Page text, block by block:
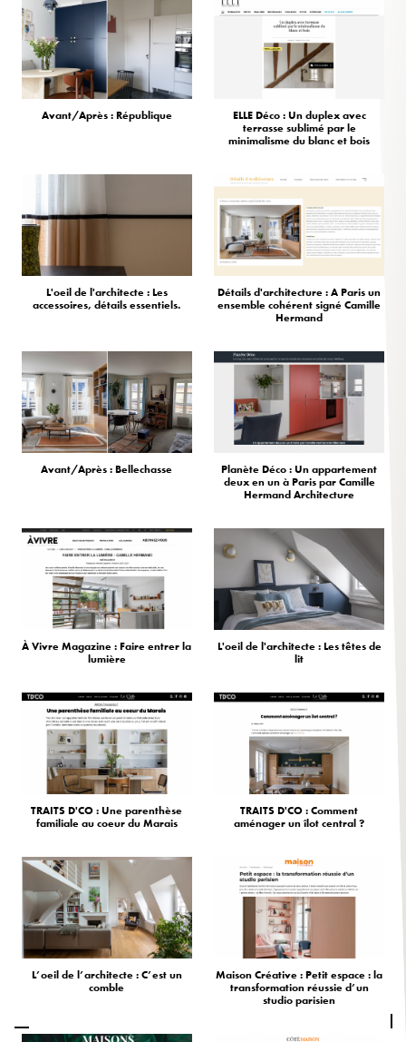
Avant/Après : République
ELLE Déco : Un duplex avec
terrasse sublimé par le
minimalisme du blanc et bois
L'oeil de l'architecte : Les
accessoires, détails essentiels.
Détails d'architecture : A Paris un
ensemble cohérent signé Camille
Hermand
Avant/Après : Bellechasse
Planète Déco : Un appartement
deux en un à Paris par Camille
Hermand Architecture
À Vivre Magazine : Faire entrer la
lumière
L'oeil de l'architecte : Les têtes de
lit
TRAITS D'CO : Une parenthèse
familiale au coeur du Marais
TRAITS D'CO : Comment
aménager un îlot central ?
L’oeil de l’architecte : C’est un
comble
Maison Créative : Petit espace : la
transformation réussie d’un
studio parisien